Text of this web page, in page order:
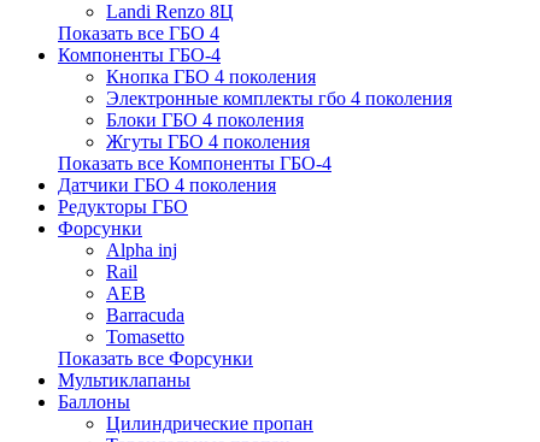
Landi Renzo 8Ц
Показать все ГБО 4
Компоненты ГБО-4
Кнопка ГБО 4 поколения
Электронные комплекты гбо 4 поколения
Блоки ГБО 4 поколения
Жгуты ГБО 4 поколения
Показать все Компоненты ГБО-4
Датчики ГБО 4 поколения
Редукторы ГБО
Форсунки
Alpha inj
Rail
AEB
Barracuda
Tomasetto
Показать все Форсунки
Мультиклапаны
Баллоны
Цилиндрические пропан